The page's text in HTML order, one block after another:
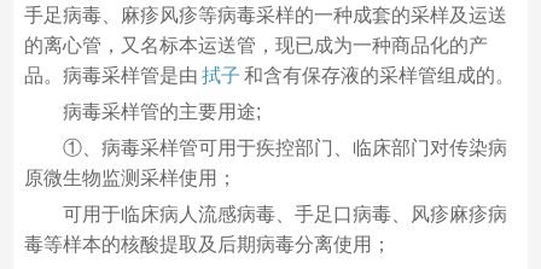
手足病毒、麻疹风疹等病毒采样的一种成套的采样及运送
的离心管，又名标本运送管，现已成为一种商品化的产
品。病毒采样管是由 拭子 和含有保存液的采样管组成的。
病毒采样管的主要用途;
①、病毒采样管可用于疾控部门、临床部门对传染病
原微生物监测采样使用；
可用于临床病人流感病毒、手足口病毒、风疹麻疹病
毒等样本的核酸提取及后期病毒分离使用；